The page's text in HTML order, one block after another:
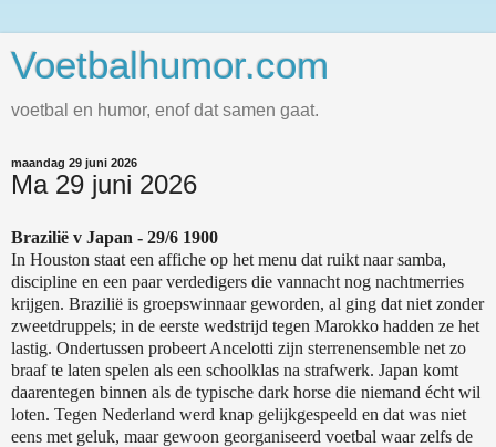
Voetbalhumor.com
voetbal en humor, enof dat samen gaat.
maandag 29 juni 2026
Ma 29 juni 2026
Brazilië v Japan - 29/6 1900
In Houston staat een affiche op het menu dat ruikt naar samba,
discipline en een paar verdedigers die vannacht nog nachtmerries
krijgen. Brazilië is groepswinnaar geworden, al ging dat niet zonder
zweetdruppels; in de eerste wedstrijd tegen Marokko hadden ze het
lastig. Ondertussen probeert Ancelotti zijn sterrenensemble net zo
braaf te laten spelen als een schoolklas na strafwerk. Japan komt
daarentegen binnen als de typische dark horse die niemand écht wil
loten. Tegen Nederland werd knap gelijkgespeeld en dat was niet
eens met geluk, maar gewoon georganiseerd voetbal waar zelfs de